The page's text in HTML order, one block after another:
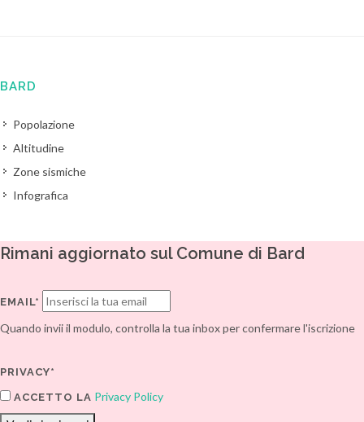
BARD
Popolazione
Altitudine
Zone sismiche
Infografica
Rimani aggiornato sul Comune di Bard
EMAIL*
Quando invii il modulo, controlla la tua inbox per confermare l'iscrizione
PRIVACY*
ACCETTO LA Privacy Policy